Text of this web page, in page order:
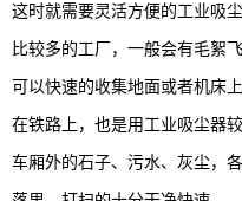
这时就需要灵活方便的工业吸
比较多的工厂，一般会有毛絮
可以快速的收集地面或者机床
在铁路上，也是用工业吸尘器
车厢外的石子、污水、灰尘，